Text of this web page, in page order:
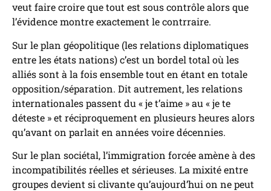
veut faire croire que tout est sous contrôle alors que
l’évidence montre exactement le contrraire.
Sur le plan géopolitique (les relations diplomatiques
entre les états nations) c’est un bordel total où les
alliés sont à la fois ensemble tout en étant en totale
opposition/séparation. Dit autrement, les relations
internationales passent du « je t’aime » au « je te
déteste » et réciproquement en plusieurs heures alors
qu’avant on parlait en années voire décennies.
Sur le plan sociétal, l’immigration forcée amène à des
incompatibilités réelles et sérieuses. La mixité entre
groupes devient si clivante qu’aujourd’hui on ne peut